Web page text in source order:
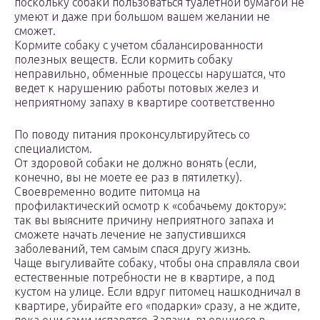
умеют и даже при большом вашем желании не
сможет.
Кормите собаку с учетом сбалансированности
полезных веществ. Если кормить собаку
неправильно, обменные процессы нарушатся, что
ведет к нарушению работы потовых желез и
неприятному запаху в квартире соответственно
По поводу питания проконсультируйтесь со
специалистом.
От здоровой собаки не должно вонять (если,
конечно, вы не моете ее раз в пятилетку).
Своевременно водите питомца на
профилактический осмотр к «собачьему доктору»:
так вы выясните причину неприятного запаха и
сможете начать лечение не запустившихся
заболеваний, тем самым спася другу жизнь.
Чаще выгуливайте собаку, чтобы она справляла свои
естественные потребности не в квартире, а под
кустом на улице. Если вдруг питомец нашкодничал в
квартире, убирайте его «подарки» сразу, а не ждите,